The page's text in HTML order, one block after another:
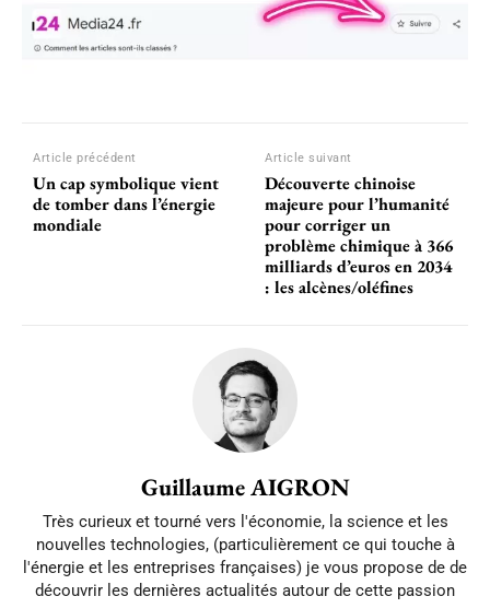
Article précédent
Un cap symbolique vient
de tomber dans l’énergie
mondiale
Article suivant
Découverte chinoise
majeure pour l’humanité
pour corriger un
problème chimique à 366
milliards d’euros en 2034
: les alcènes/oléfines
Guillaume AIGRON
Très curieux et tourné vers l'économie, la science et les
nouvelles technologies, (particulièrement ce qui touche à
l'énergie et les entreprises françaises) je vous propose de de
découvrir les dernières actualités autour de cette passion